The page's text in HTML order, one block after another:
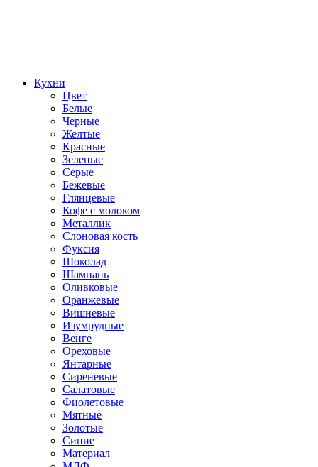
Кухни
Цвет
Белые
Черные
Желтые
Красные
Зеленые
Серые
Бежевые
Глянцевые
Кофе с молоком
Металлик
Слоновая кость
Фуксия
Шоколад
Шампань
Оливковые
Оранжевые
Вишневые
Изумрудные
Венге
Ореховые
Янтарные
Сиреневые
Салатовые
Фиолетовые
Мятные
Золотые
Синие
Материал